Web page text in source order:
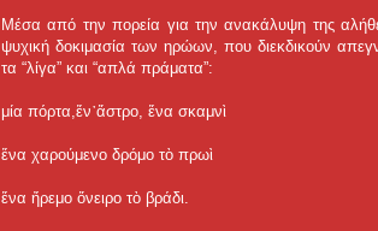
Μέσα από την πορεία για την ανακάλυψη της
ψυχική δοκιμασία των ηρώων, που διεκδικούν
τα “λίγα” και “απλά πράματα”:
μία πόρτα,ἕν᾿ἄστρο, ἕνα σκαμνὶ
ἕνα χαρούμενο δρόμο τὸ πρωὶ
ἕνα ἤρεμο ὄνειρο τὸ βράδι.